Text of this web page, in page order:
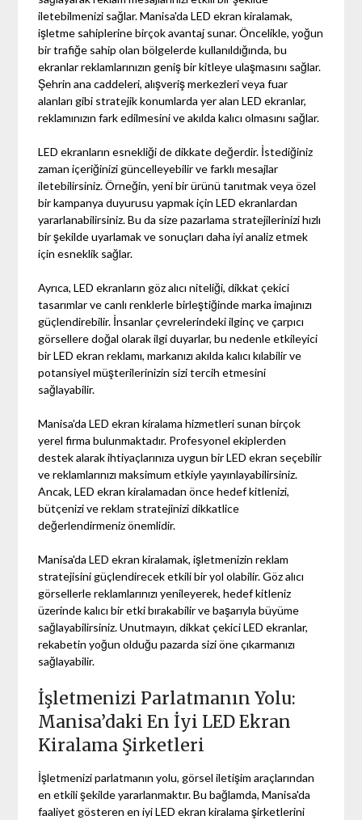
iletebilmenizi sağlar. Manisa'da LED ekran kiralamak,
işletme sahiplerine birçok avantaj sunar. Öncelikle, yoğun
bir trafiğe sahip olan bölgelerde kullanıldığında, bu
ekranlar reklamlarınızın geniş bir kitleye ulaşmasını sağlar.
Şehrin ana caddeleri, alışveriş merkezleri veya fuar
alanları gibi stratejik konumlarda yer alan LED ekranlar,
reklamınızın fark edilmesini ve akılda kalıcı olmasını sağlar.
LED ekranların esnekliği de dikkate değerdir. İstediğiniz
zaman içeriğinizi güncelleyebilir ve farklı mesajlar
iletebilirsiniz. Örneğin, yeni bir ürünü tanıtmak veya özel
bir kampanya duyurusu yapmak için LED ekranlardan
yararlanabilirsiniz. Bu da size pazarlama stratejilerinizi hızlı
bir şekilde uyarlamak ve sonuçları daha iyi analiz etmek
için esneklik sağlar.
Ayrıca, LED ekranların göz alıcı niteliği, dikkat çekici
tasarımlar ve canlı renklerle birleştiğinde marka imajınızı
güçlendirebilir. İnsanlar çevrelerindeki ilginç ve çarpıcı
görsellere doğal olarak ilgi duyarlar, bu nedenle etkileyici
bir LED ekran reklamı, markanızı akılda kalıcı kılabilir ve
potansiyel müşterilerinizin sizi tercih etmesini
sağlayabilir.
Manisa'da LED ekran kiralama hizmetleri sunan birçok
yerel firma bulunmaktadır. Profesyonel ekiplerden
destek alarak ihtiyaçlarınıza uygun bir LED ekran seçebilir
ve reklamlarınızı maksimum etkiyle yayınlayabilirsiniz.
Ancak, LED ekran kiralamadan önce hedef kitlenizi,
bütçenizi ve reklam stratejinizi dikkatlice
değerlendirmeniz önemlidir.
Manisa'da LED ekran kiralamak, işletmenizin reklam
stratejisini güçlendirecek etkili bir yol olabilir. Göz alıcı
görsellerle reklamlarınızı yenileyerek, hedef kitleniz
üzerinde kalıcı bir etki bırakabilir ve başarıyla büyüme
sağlayabilirsiniz. Unutmayın, dikkat çekici LED ekranlar,
rekabetin yoğun olduğu pazarda sizi öne çıkarmanızı
sağlayabilir.
İşletmenizi Parlatmanın Yolu:
Manisa’daki En İyi LED Ekran
Kiralama Şirketleri
İşletmenizi parlatmanın yolu, görsel iletişim araçlarından
en etkili şekilde yararlanmaktır. Bu bağlamda, Manisa'da
faaliyet gösteren en iyi LED ekran kiralama şirketlerini